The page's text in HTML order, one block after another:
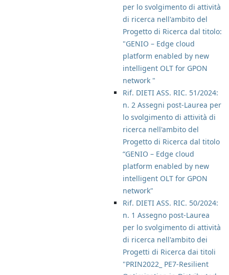
per lo svolgimento di attività
di ricerca nell'ambito del
Progetto di Ricerca dal titolo:
"GENIO – Edge cloud
platform enabled by new
intelligent OLT for GPON
network "
Rif. DIETI ASS. RIC. 51/2024:
n. 2 Assegni post-Laurea per
lo svolgimento di attività di
ricerca nell'ambito del
Progetto di Ricerca dal titolo
“GENIO – Edge cloud
platform enabled by new
intelligent OLT for GPON
network"
Rif. DIETI ASS. RIC. 50/2024:
n. 1 Assegno post-Laurea
per lo svolgimento di attività
di ricerca nell'ambito dei
Progetti di Ricerca dai titoli
"PRIN2022_ PE7-Resilient